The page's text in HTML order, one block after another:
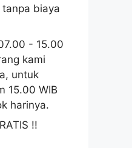
biaya
- 15.00
kami
untuk
15.00 WIB
harinya.
!!